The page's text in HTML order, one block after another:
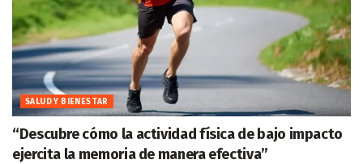
SALUD Y BIENESTAR
“Descubre cómo la actividad física de bajo impacto
ejercita la memoria de manera efectiva”